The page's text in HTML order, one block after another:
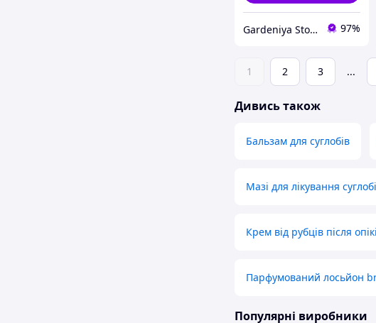
Gardeniya Store - із турботою про ваш затишок! 97%
1 2 3 ...
Дивись також
Бальзам для суглобів
Мазі для лікування
Крем від рубців після
Парфумований лосьйон
Популярні виробники